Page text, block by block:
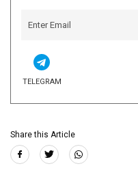
TELEGRAM
Share this Article